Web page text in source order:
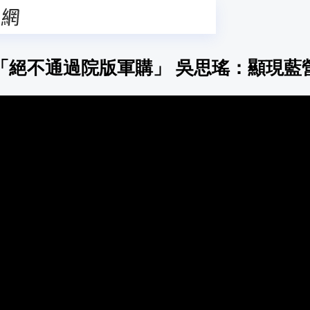
絕不通過院版軍購」 吳思瑤：顯現藍